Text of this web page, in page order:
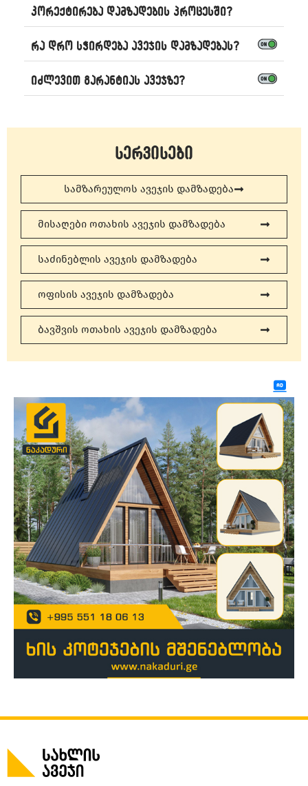
კორექტირება დამზადების პროცესში?
რა დრო სჭირდება ავეჯის დამზადებას?
იძლევით გარანტიას ავეჯზე?
სერვისები
სამზარეულოს ავეჯის დამზადება
მისაღები ოთახის ავეჯის დამზადება
საძინებლის ავეჯის დამზადება
ოფისის ავეჯის დამზადება
ბავშვის ოთახის ავეჯის დამზადება